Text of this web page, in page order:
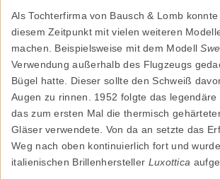
Als Tochterfirma von Bausch & Lomb konnte
diesem Zeitpunkt mit vielen weiteren
machen. Beispielsweise mit dem Modell
Verwendung außerhalb des Flugzeugs
Bügel hatte. Dieser sollte den Schweiß
Augen zu rinnen. 1952 folgte das legendäre
das zum ersten Mal die thermisch
Gläser verwendete. Von da an setzte das
Weg nach oben kontinuierlich fort und
italienischen Brillenhersteller Luxottica